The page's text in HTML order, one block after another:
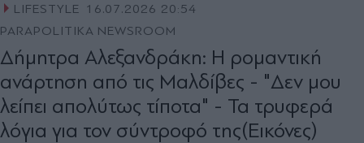
LIFESTYLE
16.07.2026 20:54
PARAPOLITIKA NEWSROOM
Δήμητρα Αλεξανδράκη: Η ρομαντική
ανάρτηση από τις Μαλδίβες - "Δεν μου
λείπει απολύτως τίποτα" - Τα τρυφερά
λόγια για τον σύντροφό της(Εικόνες)